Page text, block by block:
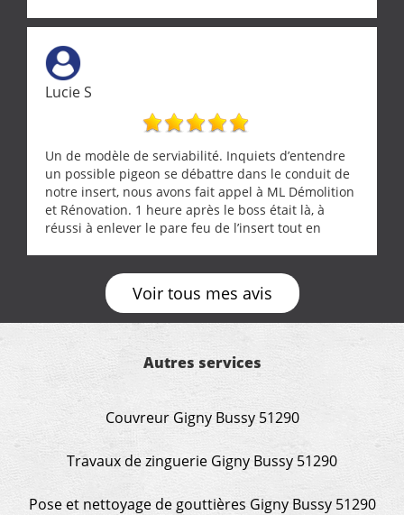
demande de l écoute et de la considération, ce qui
ne se trouve que chez les pationnés de leur métier.
Merci a ce monsieur pour sa disponibilité
Lucie S
Un de modèle de serviabilité. Inquiets d’entendre
un possible pigeon se débattre dans le conduit de
notre insert, nous avons fait appel à ML Démolition
et Rénovation. 1 heure après le boss était là, à
réussi à enlever le pare feu de l’insert tout en
l’oiseau jusqu’à ce qu’il reprenne ses esprits et
puisse s’envoler. Après quoi il a procédé au
ramonage de notre insert avec dextérité et une
nombreux conseils concernant d’autres sujets. Un
entrepreneur comme on souhaite en rencontrer.
Voir tous mes avis
Autres services
Couvreur Gigny Bussy 51290
Travaux de zinguerie Gigny Bussy 51290
Pose et nettoyage de gouttières Gigny Bussy 51290